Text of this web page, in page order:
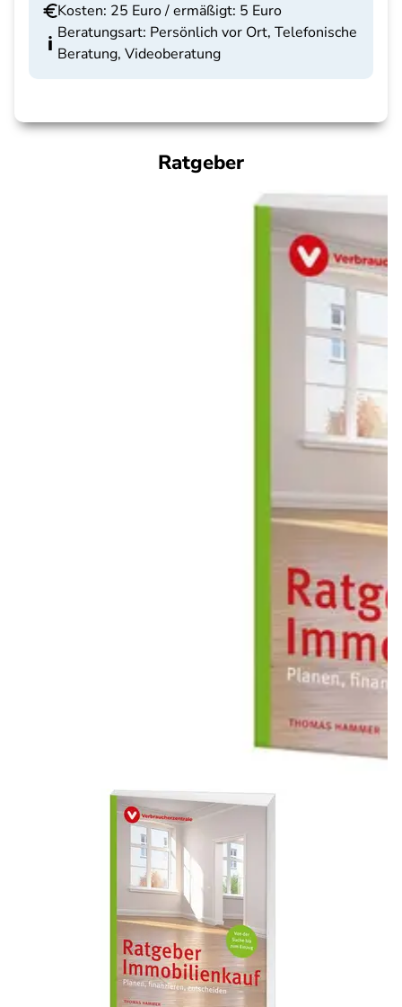
Kosten: 25 Euro / ermäßigt: 5 Euro
Beratungsart: Persönlich vor Ort, Telefonische
Beratung, Videoberatung
Ratgeber